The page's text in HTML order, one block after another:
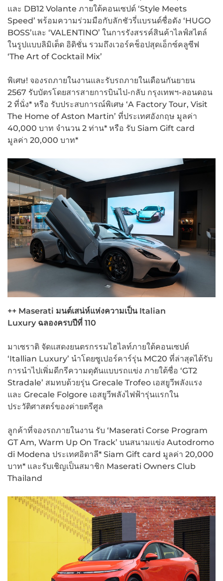
และ DB12 Volante ภายใต้คอนเซปต์ ‘Style Meets
Speed’ พร้อมความร่วมมือกับลักชัวรี่แบรนด์ชื่อดัง ‘HUGO
BOSS’และ ‘VALENTINO’ ในการรังสรรค์สินค้าไลฟ์สไตล์
ในรูปแบบลิมิเต็ด อิดิชั่น รวมถึงเวอร์คช็อปสุดเอ็กซ์คลูซีฟ
‘The Art of Cocktail Mix’
พิเศษ! จองรถภายในงานและรับรถภายในเดือนกันยายน
2567 รับบัตรโดยสารสายการบินไป-กลับ กรุงเทพฯ-ลอนดอน
2 ที่นั่ง* หรือ รับประสบการณ์พิเศษ ‘A Factory Tour, Visit
The Home of Aston Martin’ ที่ประเทศอังกฤษ มูลค่า
40,000 บาท จำนวน 2 ท่าน* หรือ รับ Siam Gift card
มูลค่า 20,000 บาท*
++ Maserati มนต์เสน่ห์แห่งความเป็น Italian
Luxury ฉลองครบปีที่ 110
มาเซราติ จัดแสดงยนตรกรรมไฮไลท์ภายใต้คอนเซปต์
‘Itallian Luxury’ นำโดยซูเปอร์คาร์รุ่น MC20 ที่ล่าสุดได้รับ
การนำไปเพิ่มดีกรีความดุดันแบบรถแข่ง ภายใต้ชื่อ ‘GT2
Stradale’ สมทบด้วยรุ่น Grecale Trofeo เอสยูวีพลังแรง
และ Grecale Folgore เอสยูวีพลังไฟฟ้ารุ่นแรกใน
ประวัติศาสตร์ของค่ายตรีศูล
ลูกค้าที่จองรถภายในงาน รับ ‘Maserati Corse Program
GT Am, Warm Up On Track’ บนสนามแข่ง Autodromo
di Modena ประเทศอิตาลี* Siam Gift card มูลค่า 20,000
บาท* และรับเชิญเป็นสมาชิก Maserati Owners Club
Thailand